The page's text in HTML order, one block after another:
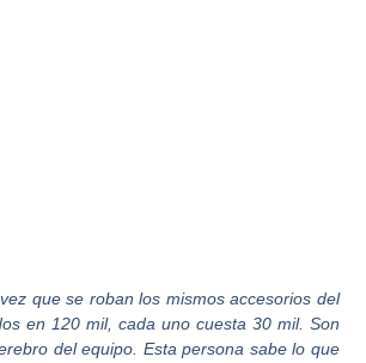
que se roban los mismos accesorios del
en 120 mil, cada uno cuesta 30 mil. Son
del equipo. Esta persona sabe lo que